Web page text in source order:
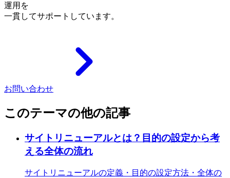
運用を
一貫してサポートしています。
お問い合わせ
このテーマの他の記事
サイトリニューアルとは？目的の設定から考
える全体の流れ
サイトリニューアルの定義・目的の設定方法・全体の